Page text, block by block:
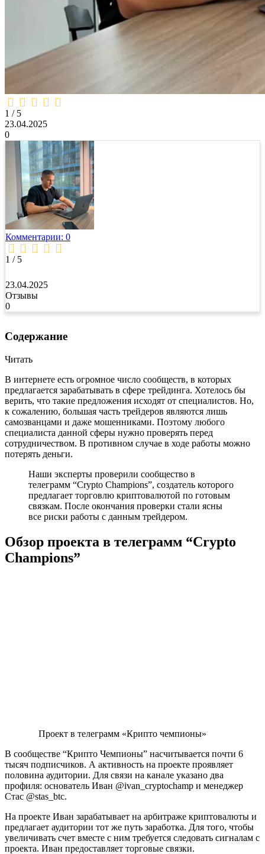
1,0
rating
1 / 5
23.04.2025
0
Комментарии: 0
1 / 5
23.04.2025
Отзывы
0
Содержание
Читать
В интернете есть огромное число сообществ, в которых
предлагается зарабатывать в сфере трейдинга. Хотелось бы
верить, что такие предложения исходят от специалистов. Но,
к сожалению, большая часть трейдеров являются лишь
самозванцами и даже мошенниками. Поэтому любого
специалиста данной сферы нужно проверять перед
сотрудничеством. В противном случае в ходе работы можно
потерять деньги.
Наши эксперты проверили сообщество в
телеграмм “Crypto Champions”, создатель которого
предлагает торговлю криптовалютой по готовым
связкам. После окончания проверки стали ясны
все риски работы с данным трейдером.
Обзор проекта в телеграмм “Crypto
Champions”
Проект в телеграмм «Крипто чемпионы»
В сообществе “Крипто Чемпионы” насчитывается почти 6
тысяч подписчиков. А активность на проекте проявляет
половина аудитории. Для связи на канале указано два
профиля: основатель Иван @ivan_cryptochamp и менеджер
Стас @stas_btc.
На проекте Иван зарабатывает на арбитраже криптовалюты и
предлагает аудитории тот же путь заработка. Для того, чтобы
увеличивать счет вместе с ним требуется следовать сигналам с
проекта. Иван предоставляет торговые связки.